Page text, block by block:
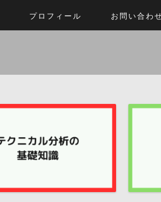
プロフィール お問い合わ